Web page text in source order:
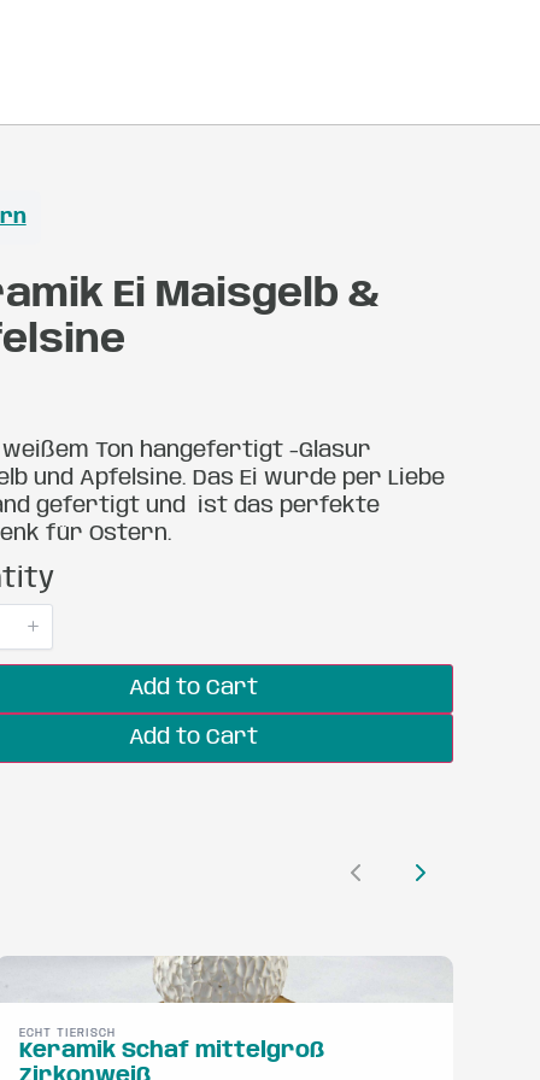
Ei Maisgelb &
weißem Ton hangefertigt -Glasur
und Apfelsine. Das Ei wurde per Liebe
gefertigt und ist das perfekte
für Ostern.
Add to Cart
Add to Cart
Previous
Next
ECHT TIERISCH
Keramik Schaf mittelgroß